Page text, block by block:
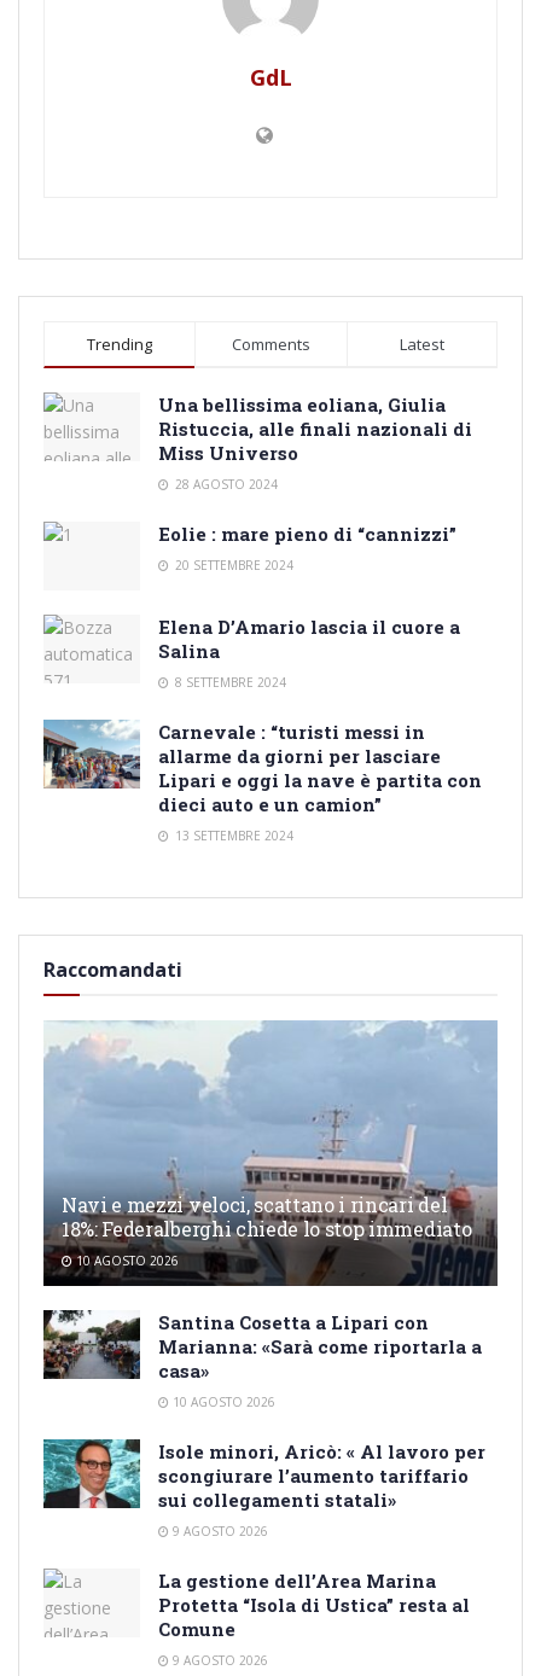
GdL
Trending Comments Latest
Una bellissima eoliana, Giulia
Ristuccia, alle finali nazionali di
Miss Universo
28 AGOSTO 2024
Eolie : mare pieno di “cannizzi”
20 SETTEMBRE 2024
Elena D’Amario lascia il cuore a
Salina
8 SETTEMBRE 2024
Carnevale : “turisti messi in
allarme da giorni per lasciare
Lipari e oggi la nave è partita con
dieci auto e un camion”
13 SETTEMBRE 2024
Raccomandati
Navi e mezzi veloci, scattano i rincari del
18%: Federalberghi chiede lo stop immediato
10 AGOSTO 2026
Santina Cosetta a Lipari con
Marianna: «Sarà come riportarla a
casa»
10 AGOSTO 2026
Isole minori, Aricò: « Al lavoro per
scongiurare l’aumento tariffario
sui collegamenti statali»
9 AGOSTO 2026
La gestione dell’Area Marina
Protetta “Isola di Ustica” resta al
Comune
9 AGOSTO 2026